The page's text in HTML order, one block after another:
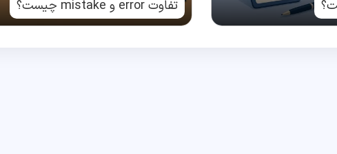
تفاوت error و mistake چیست؟